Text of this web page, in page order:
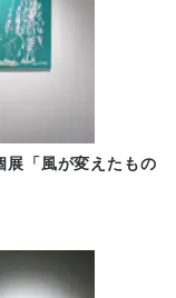
展「風が変えたもの